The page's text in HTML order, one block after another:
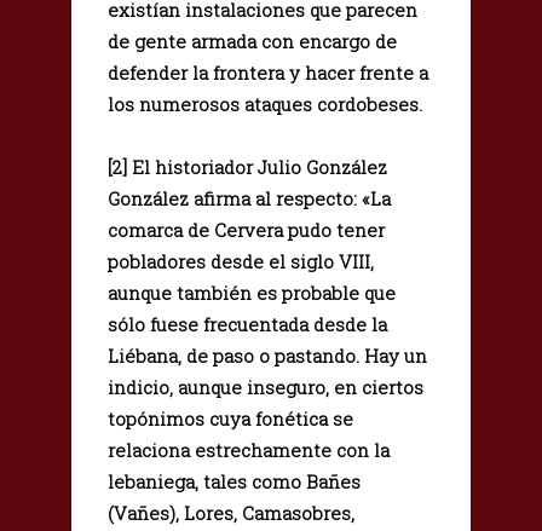
existían instalaciones que parecen
de gente armada con encargo de
defender la frontera y hacer frente a
los numerosos ataques cordobeses.
[2] El historiador Julio González
González afirma al respecto: «La
comarca de Cervera pudo tener
pobladores desde el siglo VIII,
aunque también es probable que
sólo fuese frecuentada desde la
Liébana, de paso o pastando. Hay un
indicio, aunque inseguro, en ciertos
topónimos cuya fonética se
relaciona estrechamente con la
lebaniega, tales como Bañes
(Vañes), Lores, Camasobres,